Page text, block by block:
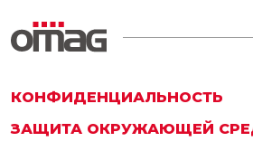
КОНФИДЕНЦИАЛЬНОСТЬ
ЗАЩИТА ОКРУЖАЮЩЕЙ